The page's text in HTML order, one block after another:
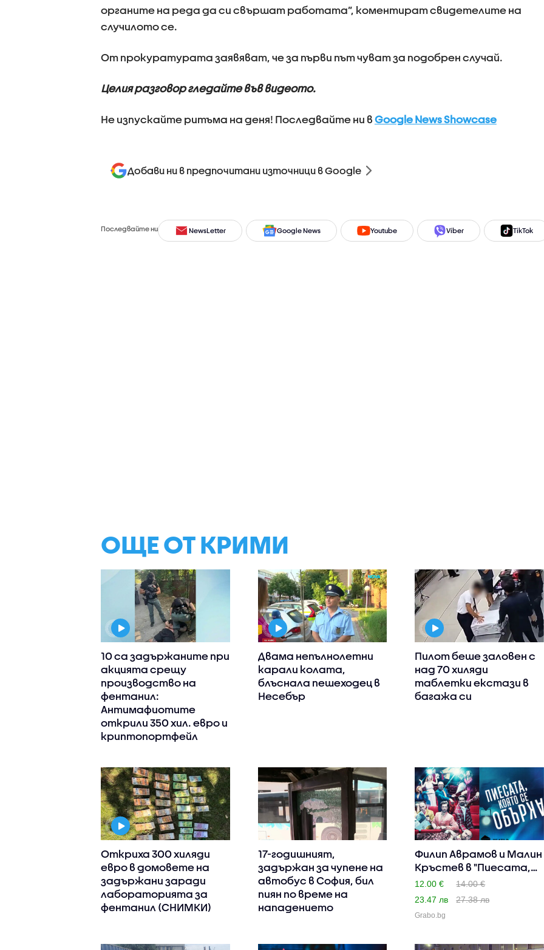
органите на реда да си свършат работата”, коментират свидетелите на
случилото се.
От прокуратурата заявяват, че за първи път чуват за подобрен случай.
Целия разговор гледайте във видеото.
Не изпускайте ритъма на деня! Последвайте ни в Google News Showcase
Добави ни в предпочитани източници в Google
Последвайте ни NewsLetter Google News Youtube Viber TikTok
ОЩЕ ОТ КРИМИ
10 са задържаните при
акцията срещу
производство на
фентанил:
Антимафиотите
открили 350 хил. евро и
криптопортфейл
Двама непълнолетни
карали колата,
блъснала пешеходец в
Несебър
Пилот беше заловен с
над 70 хиляди
таблетки екстази в
багажа си
Откриха 300 хиляди
евро в домовете на
задържани заради
лабораторията за
фентанил (СНИМКИ)
17-годишният,
задържан за чупене на
автобус в София, бил
пиян по време на
нападението
Филип Аврамов и Малин
Кръстев в "Пиесата,
ко..
12.00 €
14.00 €
23.47 лв
27.38 лв
Grabo.bg